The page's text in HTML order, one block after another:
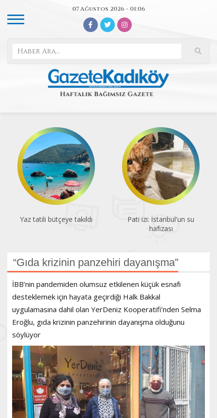
07 Ağustos 2026 - 01:06
Pati izi: İstanbul'un su
Bir gezginin gözünden
Kadıköy
“Gıda krizinin panzehiri dayanışma”
İBB’nin pandemiden olumsuz etkilenen küçük esnafı
desteklemek için hayata geçirdiği Halk Bakkal
uygulamasına dahil olan YerDeniz Kooperatifi’nden Selma
Eroğlu, gıda krizinin panzehirinin dayanışma olduğunu
söylüyor